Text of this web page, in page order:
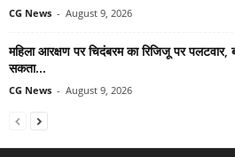
CG News - August 9, 2026
महिला आरक्षण पर चिदंबरम का रिजिजू पर
सकता...
CG News - August 9, 2026